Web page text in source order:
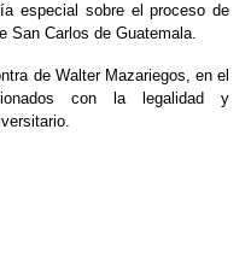
especial sobre el proceso de
San Carlos de Guatemala.
de Walter Mazariegos, en el
con la legalidad y